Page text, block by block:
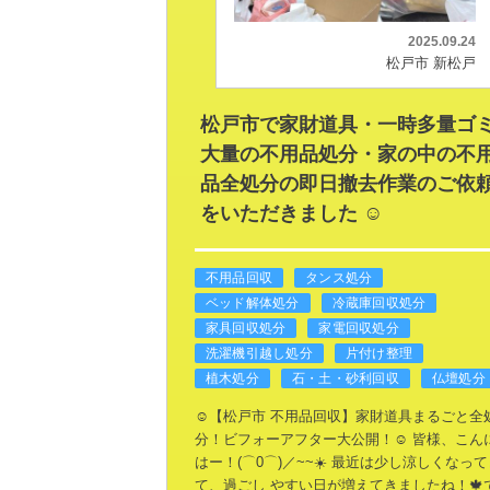
2025.09.24
松戸市 新松戸
松戸市で家財道具・一時多量ゴミ
大量の不用品処分・家の中の不
品全処分の即日撤去作業のご依
をいただきました ☺️
不用品回収
タンス処分
ベッド解体処分
冷蔵庫回収処分
家具回収処分
家電回収処分
洗濯機引越し処分
片付け整理
植木処分
石・土・砂利回収 仏壇処分
☺️【松戸市 不用品回収】家財道具まるごと全
分！ビフォーアフター大公開！☺️ 皆様、こん
はー！(⌒0⌒)／~~☀️ 最近は少し涼しくなって
て、過ごし やすい日が増えてきましたね！🍁